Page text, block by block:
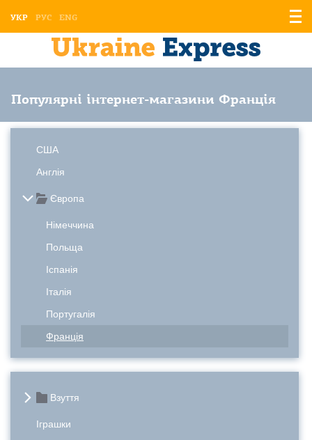
УКР РУС ENG
Популярні інтернет-магазини Франція
США
Англія
Європа
Німеччина
Польща
Іспанія
Італія
Португалія
Франція
Взуття
Іграшки